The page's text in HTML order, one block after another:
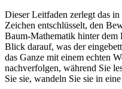
Dieser Leitfaden zerlegt das
Zeichen entschlüsselt, den
Baum-Mathematik hinter dem
Blick darauf, was der
das Ganze mit einem echten
nachverfolgen, während Sie
Sie sie, wandeln Sie sie in